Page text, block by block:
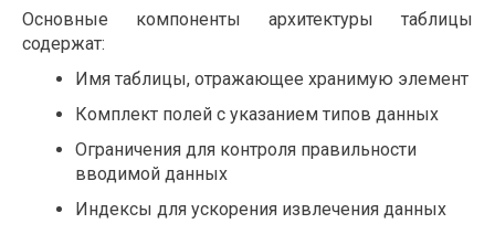
Основные компоненты архитектуры таблицы
содержат:
Имя таблицы, отражающее хранимую элемент
Комплект полей с указанием типов данных
Ограничения для контроля правильности
вводимой данных
Индексы для ускорения извлечения данных